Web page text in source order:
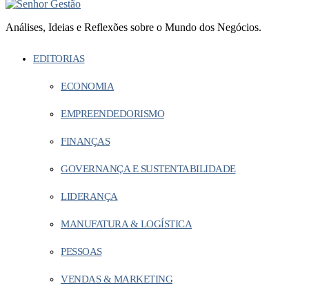
Análises, Ideias e Reflexões sobre o Mundo dos Negócios.
EDITORIAS
ECONOMIA
EMPREENDEDORISMO
FINANÇAS
GOVERNANÇA E SUSTENTABILIDADE
LIDERANÇA
MANUFATURA & LOGÍSTICA
PESSOAS
VENDAS & MARKETING